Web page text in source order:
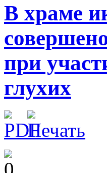
В храме
при
глухих